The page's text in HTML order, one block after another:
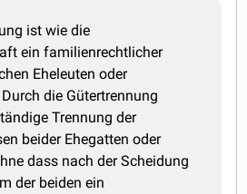
ist wie die
ein familienrechtlicher
Eheleuten oder
die Gütertrennung
Trennung der
beider Ehegatten oder
dass nach der Scheidung
der beiden ein